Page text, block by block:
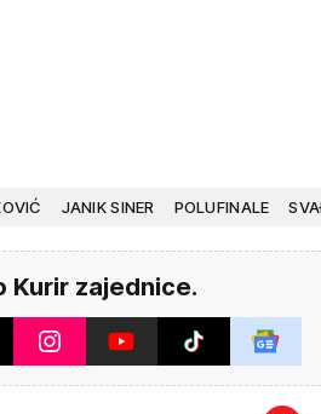
JANIK SINER POLUFINALE
Kurir zajednice.